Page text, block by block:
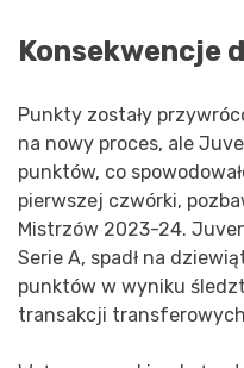
Konsekwencje
Punkty zostały
na nowy proces, ale
punktów, co
pierwszej czwórki,
Mistrzów 2023-24.
Serie A, spadł na
punktów w wyniku
transakcji